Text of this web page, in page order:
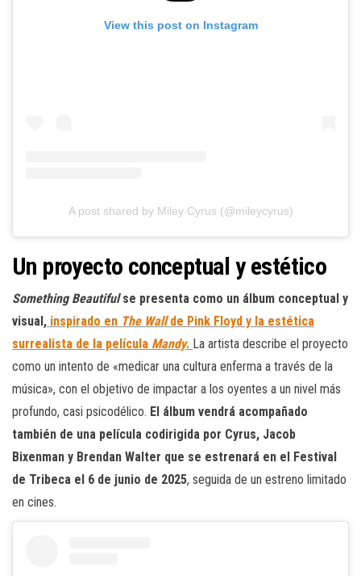
View this post on Instagram
A post shared by Miley Cyrus (@mileycyrus)
Un proyecto conceptual y estético
Something Beautifulse presenta como un álbum conceptual y
visual, inspirado en The Wallde Pink Floyd y la estética
surrealista de la película Mandy. La artista describe el proyecto
como un intento de «medicar una cultura enferma a través de la
música», con el objetivo de impactar a los oyentes a un nivel más
profundo, casi psicodélico. El álbum vendrá acompañado
también de una película codirigida por Cyrus, Jacob
Bixenman y Brendan Walter que se estrenará en el Festival
de Tribeca el 6 de junio de 2025, seguida de un estreno limitado
en cines.